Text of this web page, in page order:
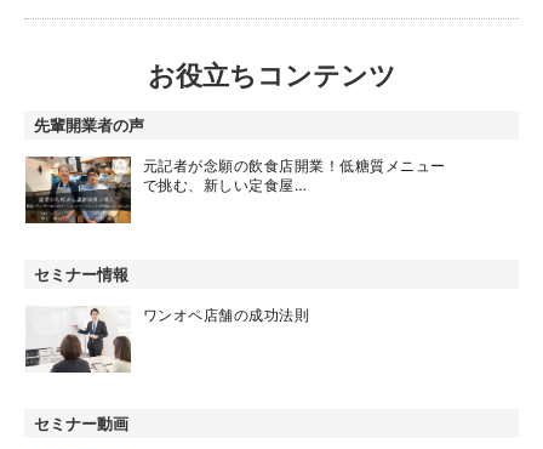
お役立ちコンテンツ
先輩開業者の声
元記者が念願の飲食店開業！低糖質メニュー
で挑む、新しい定食屋…
セミナー情報
ワンオペ店舗の成功法則
セミナー動画